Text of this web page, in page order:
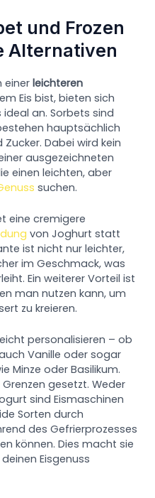
und Frozen
Alternativen
einerleichteren
Eis bist, bieten sich
an. Sorbets sind
hauptsächlich
Dabei wird kein
ausgezeichneten
einen leichten, aber
suchen.
eine cremigere
von Joghurt statt
ist nicht nur leichter,
im Geschmack, was
Ein weiterer Vorteil ist
man nutzen kann, um
zu kreieren.
personalisieren – ob
Vanille oder sogar
Minze oder Basilikum.
gesetzt. Weder
sind Eismaschinen
Sorten durch
des Gefrierprozesses
können. Dies macht sie
Eisgenuss